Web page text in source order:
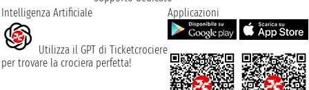
Intelligenza Artificiale
Utilizza il GPT di Ticketcrociere
per trovare la crociera perfetta!
Applicazioni